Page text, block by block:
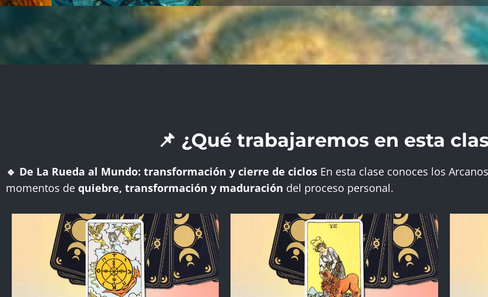
📌 ¿Qué trabajaremos en esta
🔹 De La Rueda al Mundo: transformación y cierre de ciclos En esta clase conoces los
momentos de quiebre, transformación y maduración del proceso personal.